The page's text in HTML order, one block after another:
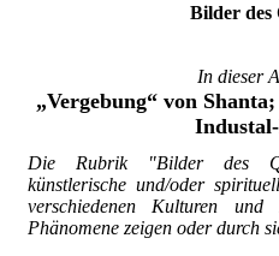
Bilder des
In dieser
„Vergebung“ von
Die Rubrik "Bilder des
künstlerische und/oder
verschiedenen Kulturen
Phänomene zeigen oder durch